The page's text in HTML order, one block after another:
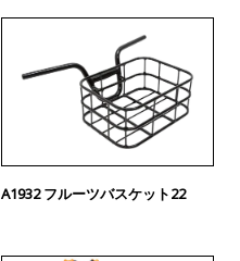
A1932 フルーツバスケット22